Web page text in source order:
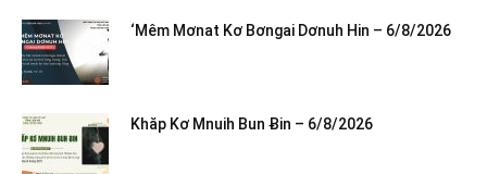
‘Mêm Mơnat Kơ Bơngai Dơnuh Hin – 6/8/2026
Khăp Kơ Mnuih Bun Ƀin – 6/8/2026